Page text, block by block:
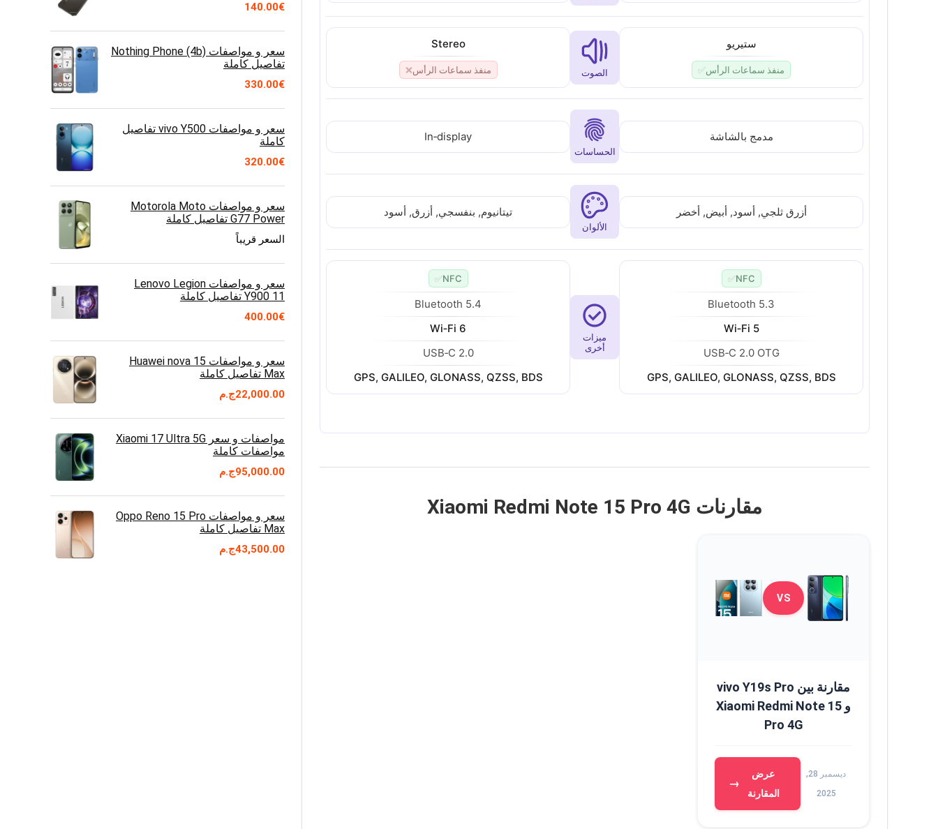
ستيريو
منفذ سماعات الرأس✅ الصوت
Stereo
منفذ سماعات الرأس❌
مدمج بالشاشة
الحساسات
In‑display
أزرق ثلجي, أسود, أبيض, أخضر
الألوان
تيتانيوم, بنفسجي, أزرق, أسود
NFC
✅
Bluetooth 5.3
Wi‑Fi 5
USB‑C 2.0 OTG
GPS, GALILEO, GLONASS, QZSS, BDS
ميزات
أخرى
NFC
✅
Bluetooth 5.4
Wi‑Fi 6
USB‑C 2.0
GPS, GALILEO, GLONASS, QZSS, BDS
مقارنات Xiaomi Redmi Note 15 Pro 4G
VS
مقارنة بين vivo Y19s Pro
و Xiaomi Redmi Note 15
Pro 4G
ديسمبر 28,
2025
عرض
المقارنة
→
€
140.00
سعر و مواصفات Nothing Phone (4b)
تفاصيل كاملة
€
330.00
سعر و مواصفات vivo Y500 تفاصيل
كاملة
€
320.00
سعر و مواصفات Motorola Moto
G77 Power تفاصيل كاملة
السعر قريباً
سعر و مواصفات Lenovo Legion
Y900 11 تفاصيل كاملة
€
400.00
سعر و مواصفات Huawei nova 15
Max تفاصيل كاملة
ج.م22,000.00
مواصفات و سعر Xiaomi 17 Ultra 5G
مواصفات كاملة
ج.م95,000.00
سعر و مواصفات Oppo Reno 15 Pro
Max تفاصيل كاملة
ج.م43,500.00